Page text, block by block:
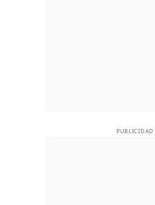
PUBLICIDAD